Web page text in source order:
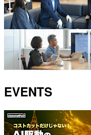
EVENTS